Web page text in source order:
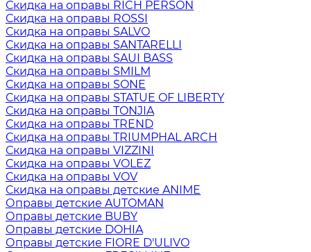
Скидка на оправы RICH PERSON
Скидка на оправы ROSSI
Скидка на оправы SALVO
Скидка на оправы SANTARELLI
Скидка на оправы SAUI BASS
Скидка на оправы SMILM
Скидка на оправы SONE
Скидка на оправы STATUE OF LIBERTY
Скидка на оправы TONJIA
Скидка на оправы TREND
Скидка на оправы TRIUMPHAL ARCH
Скидка на оправы VIZZINI
Скидка на оправы VOLEZ
Скидка на оправы VOV
Скидка на оправы детские ANIME
Оправы детские AUTOMAN
Оправы детские BUBY
Оправы детские DOHIA
Оправы детские FIORE D'ULIVO